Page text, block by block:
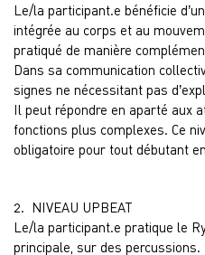
Le/la participant.e bénéficie
intégrée au corps et au
pratiqué de manière
Dans sa communication
signes ne nécessitant pas
Il peut répondre en aparté aux
fonctions plus complexes. Ce
obligatoire pour tout débutant
2. NIVEAU UPBEAT
Le/la participant.e pratique le
principale, sur des